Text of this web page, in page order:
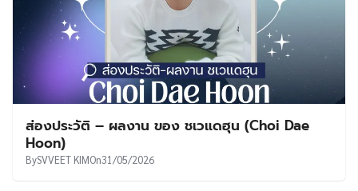
ส่องประวัติ – ผลงาน ของ ชเวแดฮุน (Choi Dae
Hoon)
BySVVEET KIMOn31/05/2026